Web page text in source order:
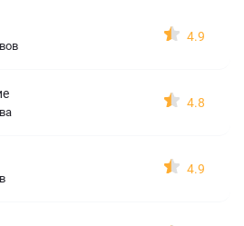
4.9
4.8
4.9